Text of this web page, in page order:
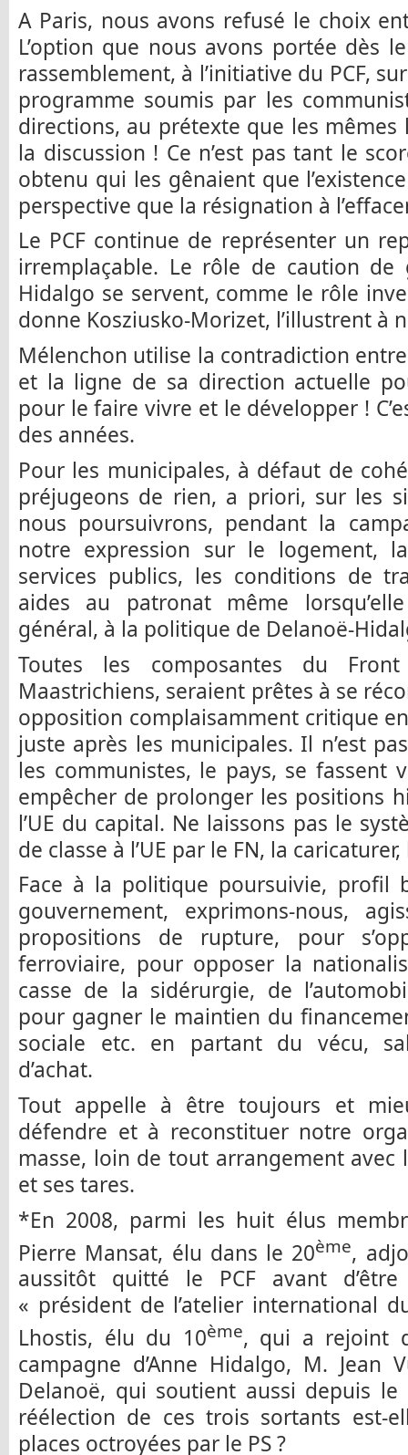
A Paris, nous avons refusé le choix
L’option que nous avons portée dès
rassemblement, à l’initiative du PCF,
programme soumis par les
directions, au prétexte que les mêmes
la discussion ! Ce n’est pas tant le
obtenu qui les gênaient que
perspective que la résignation à
Le PCF continue de représenter un
irremplaçable. Le rôle de caution
Hidalgo se servent, comme le rôle
donne Kosziusko-Morizet, l’illustrent à
Mélenchon utilise la contradiction
et la ligne de sa direction actuelle
pour le faire vivre et le développer !
des années.
Pour les municipales, à défaut de
préjugeons de rien, a priori, sur les
nous poursuivrons, pendant la
notre expression sur le logement,
services publics, les conditions de
aides au patronat même
général, à la politique de Delanoë-
Toutes les composantes du
Maastrichiens, seraient prêtes à se
opposition complaisamment critique
juste après les municipales. Il n’est
les communistes, le pays, se fassent
empêcher de prolonger les positions
l’UE du capital. Ne laissons pas le
de classe à l’UE par le FN, la
Face à la politique poursuivie, profil
gouvernement, exprimons-nous,
propositions de rupture, pour
ferroviaire, pour opposer la
casse de la sidérurgie, de
pour gagner le maintien du
sociale etc. en partant du vécu,
d’achat.
Tout appelle à être toujours et
défendre et à reconstituer notre
masse, loin de tout arrangement avec
et ses tares.
*En 2008, parmi les huit élus
Pierre Mansat, élu dans le 20ème,
aussitôt quitté le PCF avant
« président de l’atelier international
Lhostis, élu du 10ème, qui a rejoint
campagne d’Anne Hidalgo, M. Jean
Delanoë, qui soutient aussi depuis
réélection de ces trois sortants est-
places octroyées par le PS ?